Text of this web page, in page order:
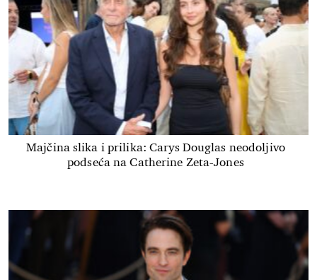
Majčina slika i prilika: Carys Douglas neodoljivo
podseća na Catherine Zeta-Jones